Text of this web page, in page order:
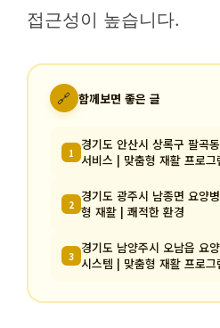
접근성이 높습니다.
🔗 함께보면 좋은 글
1 경기도 안산시 상록구 팔곡
서비스 | 맞춤형 재활 프로
2 경기도 광주시 남종면 요양
형 재활 | 쾌적한 환경
3 경기도 남양주시 오남읍 요
시스템 | 맞춤형 재활 프로